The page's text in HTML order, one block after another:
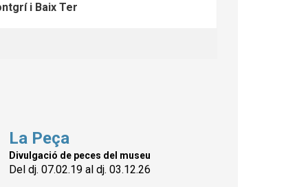
i Baix Ter
La Peça
Divulgació de peces del museu
Del dj. 07.02.19 al dj. 03.12.26